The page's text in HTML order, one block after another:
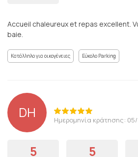
Accueil chaleureux et repas excellent.
baie.
Κατάλληλο για οικογένειες Εύκολο Parking
DH Ημερομηνία κράτησης:
5 5